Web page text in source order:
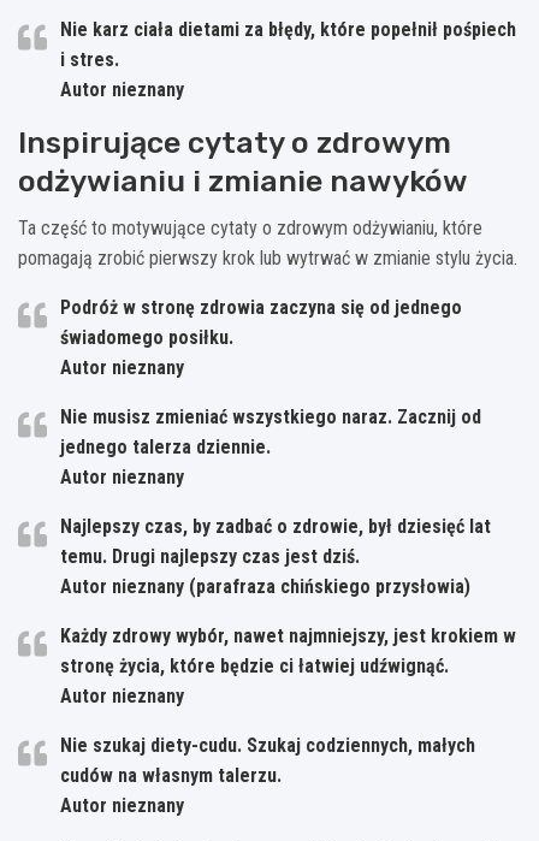
Nie karz ciała dietami za błędy, które popełnił pośpiech
i stres.
Autor nieznany
Inspirujące cytaty o zdrowym
odżywianiu i zmianie nawyków
Ta część to motywujące cytaty o zdrowym odżywianiu, które
pomagają zrobić pierwszy krok lub wytrwać w zmianie stylu życia.
Podróż w stronę zdrowia zaczyna się od jednego
świadomego posiłku.
Autor nieznany
Nie musisz zmieniać wszystkiego naraz. Zacznij od
jednego talerza dziennie.
Autor nieznany
Najlepszy czas, by zadbać o zdrowie, był dziesięć lat
temu. Drugi najlepszy czas jest dziś.
Autor nieznany (parafraza chińskiego przysłowia)
Każdy zdrowy wybór, nawet najmniejszy, jest krokiem w
stronę życia, które będzie ci łatwiej udźwignąć.
Autor nieznany
Nie szukaj diety-cudu. Szukaj codziennych, małych
cudów na własnym talerzu.
Autor nieznany